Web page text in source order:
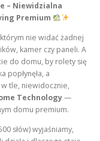
– Niewidzialna
Premium
nie widać żadnej
kamer czy paneli. A
do domu, by rolety się
popłynęła, a
w tle, niewidocznie,
Technology—
domu premium.
słów) wyjaśniamy,